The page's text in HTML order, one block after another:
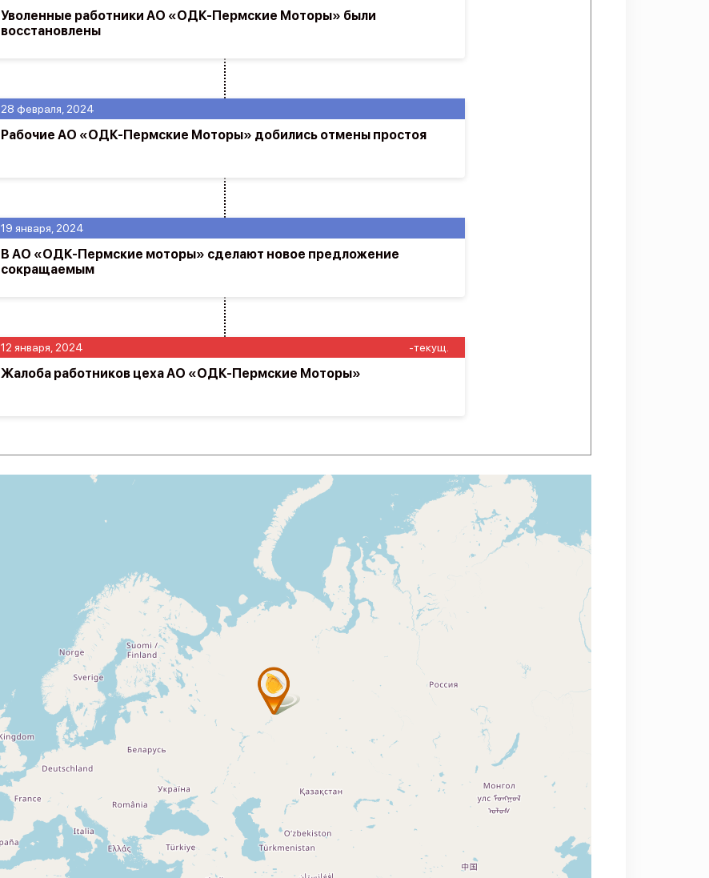
12 января, 2024 -текущ.
Жалоба работников цеха АО «ОДК-Пермские Моторы»
19 января, 2024
В АО «ОДК-Пермские моторы» сделают новое предложение
сокращаемым
28 февраля, 2024
Рабочие АО «ОДК-Пермские Моторы» добились отмены простоя
Уволенные работники АО «ОДК-Пермские Моторы» были
восстановлены